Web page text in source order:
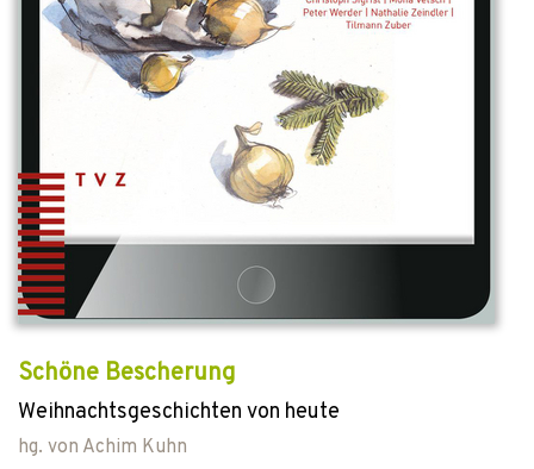
Schöne Bescherung
Weihnachtsgeschichten von heute
hg. von Achim Kuhn